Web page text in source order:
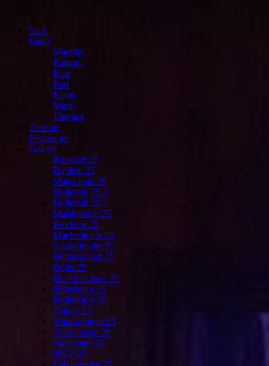
Start
Band
Mareike
Ramona
Kurt
Bart
Klaus
Michi
Thomas
Termine
Programm
Galerie
Ripsdorf 25
Dahlem 25
Manscheid 25
Hollerath 25-2
Hollerath 25-1
Malsbenden 25
Boxhorn 25
Mackenbach 25
Schmidtheim 25
Neunkirchen 25
Udler 25
Heckhuscheid 25
Hillesheim 25
Dollendorf 25
Tratten 25
Waldkönigen 25
Oberhausen 25
Cavalcade 25
HKV 25